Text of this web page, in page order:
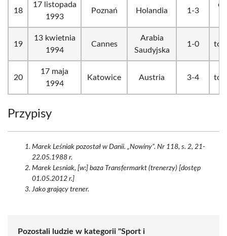
18
17 listopada
1993
Poznań Holandia 1-3
19
13 kwietnia
1994
Cannes
Arabia
Saudyjska
1-0
20
17 maja
1994
Katowice Austria 3-4
Przypisy
Marek Leśniak pozostał w Danii. „Nowiny”. Nr 118, s. 2, 21-
22.05.1988 r.
Marek Lesniak, [w:] baza Transfermarkt (trenerzy) [dostęp
01.05.2012 r.]
Jako grający trener.
Pozostali ludzie w kategorii "Sport i